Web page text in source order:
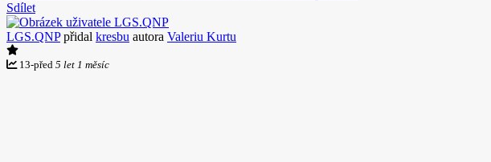
Sdílet
LGS.QNPpřidal kresbu autora Valeriu Kurtu
13-před 5 let 1 měsíc